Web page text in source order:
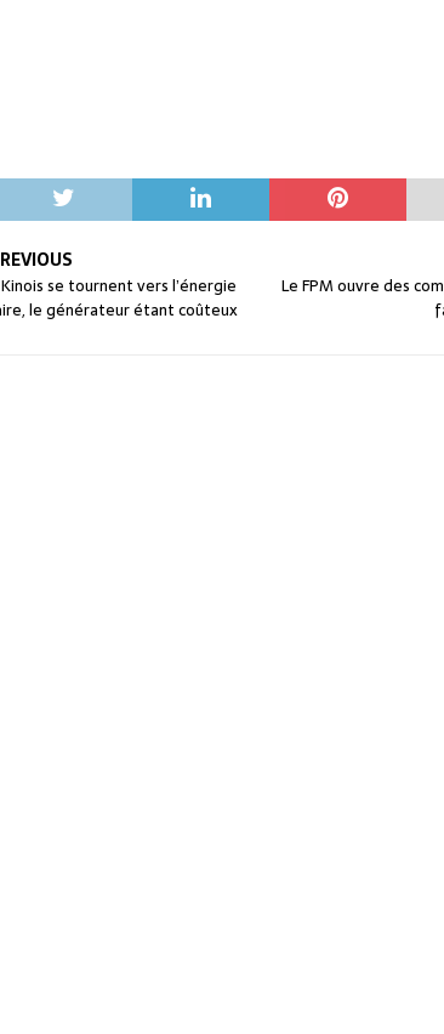
se tournent vers l’énergie
le générateur étant coûteux
Le FPM ouvre des